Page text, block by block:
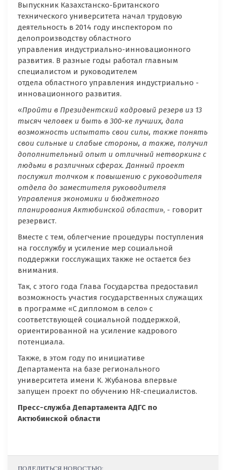
Выпускник Казахстанско-Британского
технического университета начал трудовую
деятельность в 2014 году инспектором по
делопроизводству областного
управления индустриально-инновационного
развития. В разные годы работал главным
специалистом и руководителем
отдела областного управления индустриально -
инновационного развития.
«Пройти в Президентский кадровый резерв из 13
тысяч человек и быть в 300-ке лучших, дала
возможность испытать свои силы, также понять
свои сильные и слабые стороны, а также, получил
дополнительный опыт и отличный нетворкинг с
людьми в различных сферах. Данный проект
послужил толчком к повышению с руководителя
отдела до заместителя руководителя
Управления экономики и бюджетного
планирования Актюбинской области», - говорит
резервист.
Вместе с тем, облегчение процедуры поступления
на госслужбу и усиление мер социальной
поддержки госслужащих также не остается без
внимания.
Так, с этого года Глава Государства предоставил
возможность участия государственных служащих
в программе «С дипломом в село» с
соответствующей социальной поддержкой,
ориентированной на усиление кадрового
потенциала.
Также, в этом году по инициативе
Департамента на базе регионального
университета имени К. Жубанова впервые
запущен проект по обучению HR-специалистов.
Пресс-служба Департамента АДГС по
Актюбинской области
ПОДЕЛИТЬСЯ НОВОСТЬЮ: